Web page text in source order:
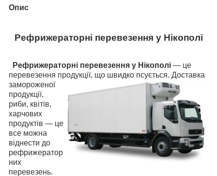
Опис
Рефрижераторні перевезення у Нікополі
Рефрижераторні перевезення у Нікополі — це
перевезення продукції, що швидко псується. Доставка
замороженої
продукції,
риби, квітів,
харчових
продуктів — це
все можна
віднести до
рефрижератор
них
перевезень.